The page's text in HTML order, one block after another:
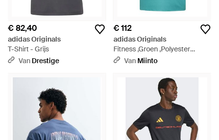
€ 82,40
adidas Originals
T-Shirt - Grijs
Van Drestige
€ 112
adidas Originals
Fitness ,Groen ,Polyester
Duitsland 1994 Uitshirt - Blauw
Van Miinto